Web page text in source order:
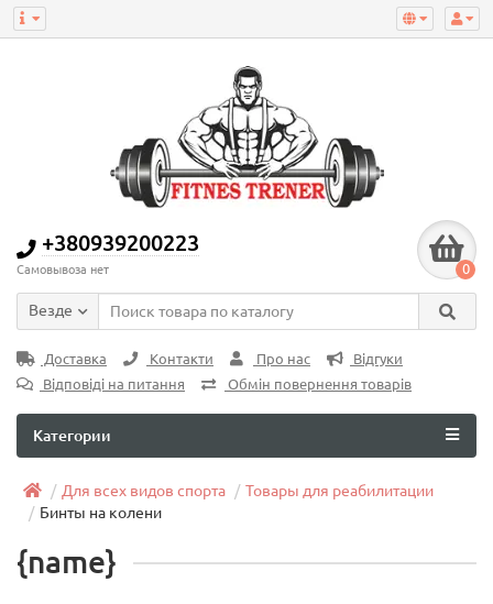
+380939200223
Самовывоза нет 0
Везде
Доставка Контакти Про нас
Відгуки
Відповіді на питання
Обмін повернення товарів
Категории
Для всех видов спорта
Товары для реабилитации
Бинты на колени
{name}